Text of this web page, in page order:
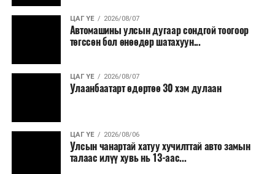
үргэлжилнэ гэж Ерөнхий сайд Н.Учрал онцоллоо.
Мөн бүх шатны төсвийн ерөнхийлөн захирагч нарт
салбар бүрдээ урсгал зардлыг 20 хувиар бууруулах,
нөхөн томилгоо хийхгүй байх, аялал, амралт, зугаалга,
хамт олны урлаг, спортын арга хэмжээг зохион
байгуулахгүй байх, төрийн албанд шинэ орон тоо бий
сургалтыг цахим хэлбэрт шилжүүлэх, төрийн албан
хаагчдыг зарим өдрүүдэд цахимаар ажиллуулах арга
хэмжээг үргэлжлүүлэхийг үүрэг болголоо.
ЦАГ ҮЕ 2026/08/07
Автомашины улсын дугаар сондгой тоогоор
төгссөн бол өнөөдөр шатахуун...
ЦАГ ҮЕ 2026/08/07
Улаанбаатарт өдөртөө 30 хэм дулаан
ЦАГ ҮЕ 2026/08/06
Улсын чанартай хатуу хучилттай авто замын
талаас илүү хувь нь 13-аас...